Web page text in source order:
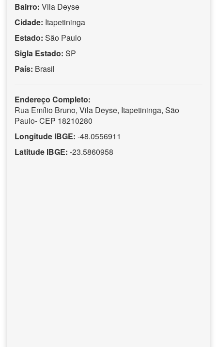
Bairro: Vila Deyse
Cidade: Itapetininga
Estado: São Paulo
Sigla Estado: SP
País: Brasil
Endereço Completo:
Rua Emílio Bruno, Vila Deyse, Itapetininga, São
Paulo- CEP 18210280
Longitude IBGE: -48.0556911
Latitude IBGE: -23.5860958